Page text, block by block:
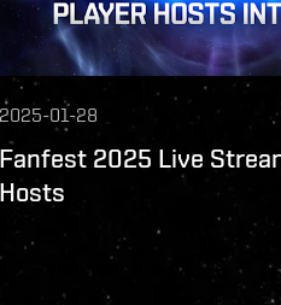
2025-01-28
Fanfest 2025 Live
Hosts